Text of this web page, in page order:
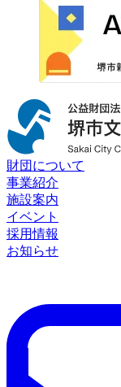
財団について
事業紹介
施設案内
イベント
採用情報
お知らせ